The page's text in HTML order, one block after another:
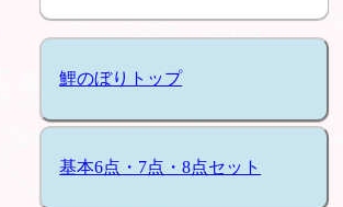
鯉のぼりトップ
基本6点・7点・8点セット